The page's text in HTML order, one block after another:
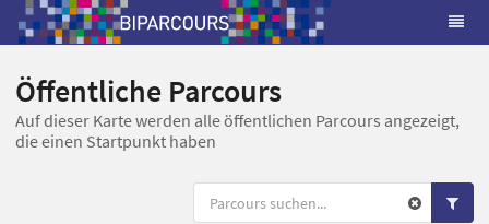
Öffentliche Parcours
Auf dieser Karte werden alle öffentlichen Parcours angezeigt,
die einen Startpunkt haben